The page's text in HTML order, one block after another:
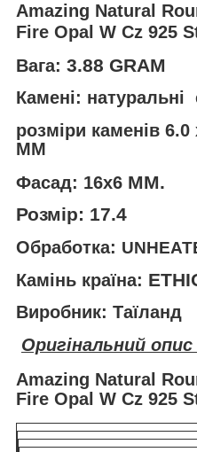
Amazing Natural
Fire Opal W Cz 925
Вага: 3.88 GRAM
Камені: натуральні
розміри каменів 6.0
MM
Фасад: 16х6 MM.
Розмір: 17.4
Обработка:
Камінь країна:
Виробник: Таїланд
Оригінальний
Amazing Natural
Fire Opal W Cz 925